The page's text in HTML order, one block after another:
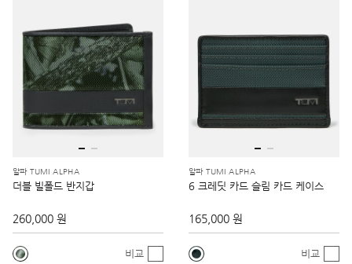
알파 TUMI ALPHA
더블 빌폴드 반지갑
260,000 원
비교
알파 TUMI ALPHA
6 크레딧 카드 슬림 카드 케이스
165,000 원
비교